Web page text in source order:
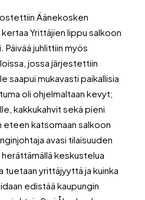
Äänekosken
Yrittäjien lippu salkoon
Päivää juhlittiin myös
jossa järjestettiin
saapui mukavasti paikallisia
oli ohjelmaltaan kevyt;
kakkukahvit sekä pieni
eteen katsomaan salkoon
avasi tilaisuuden
keskustelua
tuetaan yrittäjyyttä ja kuinka
edistää kaupungin